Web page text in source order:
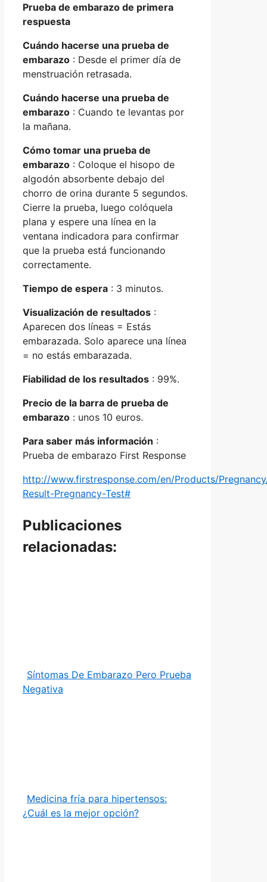
Prueba de embarazo de primera
respuesta
Cuándo hacerse una prueba de
embarazo : Desde el primer día de
menstruación retrasada.
Cuándo hacerse una prueba de
embarazo : Cuando te levantas por
la mañana.
Cómo tomar una prueba de
embarazo : Coloque el hisopo de
algodón absorbente debajo del
chorro de orina durante 5 segundos.
Cierre la prueba, luego colóquela
plana y espere una línea en la
ventana indicadora para confirmar
que la prueba está funcionando
correctamente.
Tiempo de espera : 3 minutos.
Visualización de resultados :
Aparecen dos líneas = Estás
embarazada. Solo aparece una línea
= no estás embarazada.
Fiabilidad de los resultados : 99%.
Precio de la barra de prueba de
embarazo : unos 10 euros.
Para saber más información :
Prueba de embarazo First Response
http://www.firstresponse.com/en/Products/
Result-Pregnancy-Test#
Publicaciones
relacionadas:
Síntomas De Embarazo Pero Prueba
Negativa
Medicina fría para hipertensos:
¿Cuál es la mejor opción?